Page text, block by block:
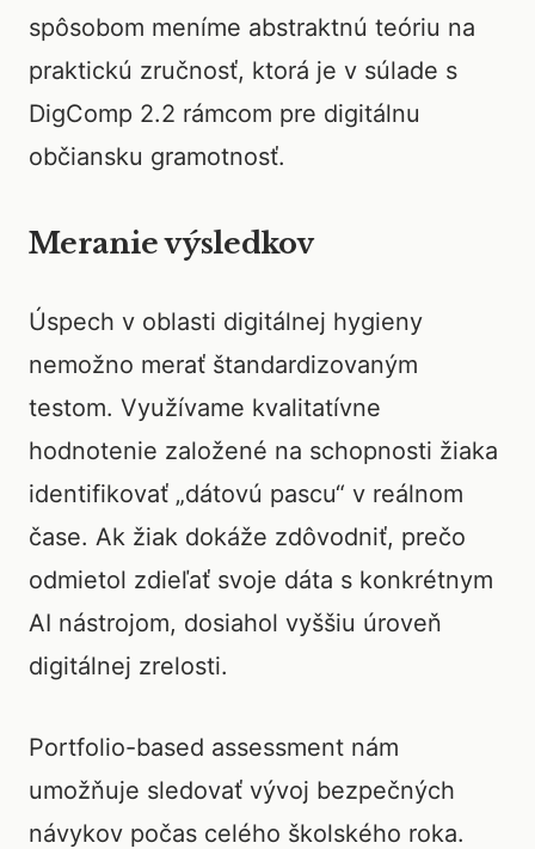
spôsobom meníme abstraktnú teóriu na
praktickú zručnosť, ktorá je v súlade s
DigComp 2.2 rámcom pre digitálnu
občiansku gramotnosť.
Meranie výsledkov
Úspech v oblasti digitálnej hygieny
nemožno merať štandardizovaným
testom. Využívame kvalitatívne
hodnotenie založené na schopnosti žiaka
identifikovať „dátovú pascu“ v reálnom
čase. Ak žiak dokáže zdôvodniť, prečo
odmietol zdieľať svoje dáta s konkrétnym
AI nástrojom, dosiahol vyššiu úroveň
digitálnej zrelosti.
Portfolio-based assessment nám
umožňuje sledovať vývoj bezpečných
návykov počas celého školského roka.